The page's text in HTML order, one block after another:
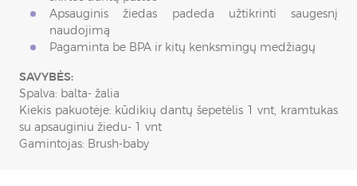
Apsauginis žiedas padeda užtikrinti saugesnį
naudojimą
Pagaminta be BPA ir kitų kenksmingų medžiagų
SAVYBĖS:
Spalva: balta- žalia
Kiekis pakuotėje: kūdikių dantų šepetėlis 1 vnt, kramtukas
su apsauginiu žiedu- 1 vnt
Gamintojas: Brush-baby